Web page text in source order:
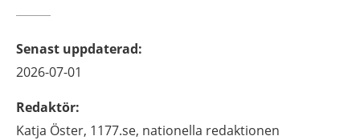
Senast uppdaterad:
2026-07-01
Redaktör:
Katja Öster, 1177.se, nationella redaktionen